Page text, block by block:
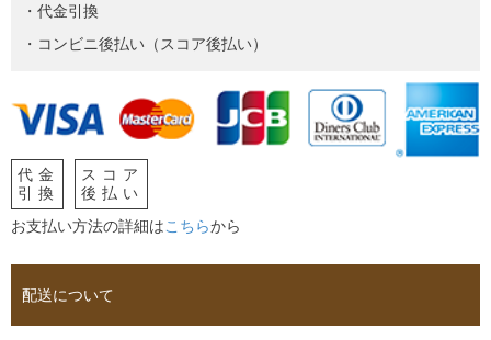
・代金引換
・コンビニ後払い（スコア後払い）
代金
引換
スコア
後払い
お支払い方法の詳細はこちらから
配送について